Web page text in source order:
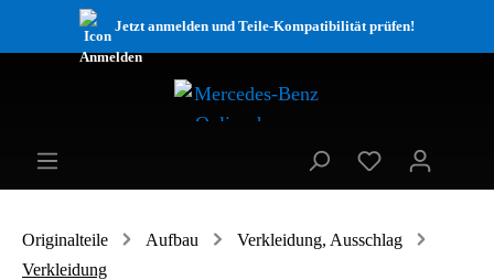
Jetzt anmelden und Teile-Kompatibilität prüfen!
Originalteile Aufbau
Verkleidung, Ausschlag
Verkleidung